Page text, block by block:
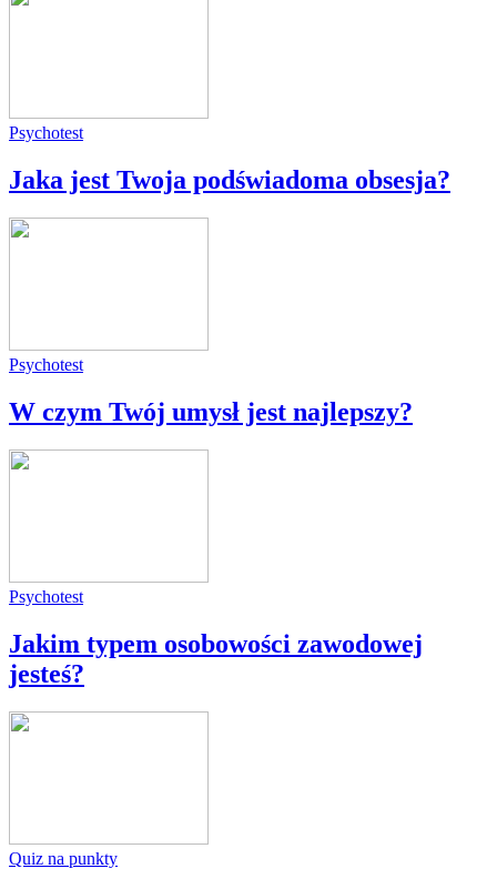
Psychotest
Jaka jest Twoja podświadoma obsesja?
Psychotest
W czym Twój umysł jest najlepszy?
Psychotest
Jakim typem osobowości zawodowej
jesteś?
Quiz na punkty